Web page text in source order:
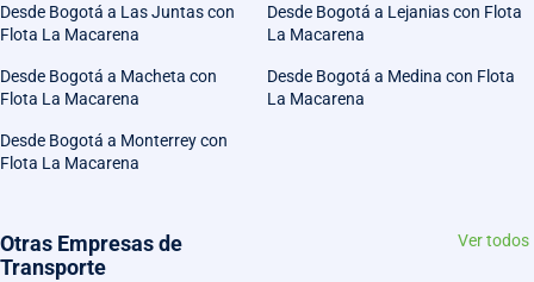
Desde Bogotá a Las Juntas con
Flota La Macarena
Desde Bogotá a Lejanias con Flota
La Macarena
Desde Bogotá a Macheta con
Flota La Macarena
Desde Bogotá a Medina con Flota
La Macarena
Desde Bogotá a Monterrey con
Flota La Macarena
Otras Empresas de
Transporte
Ver todos